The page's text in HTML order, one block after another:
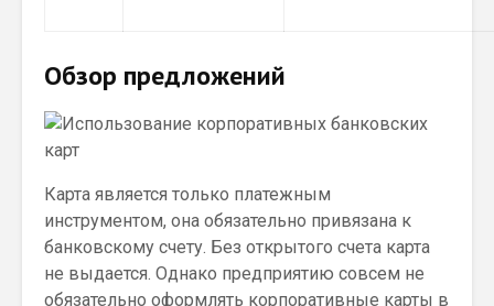
Обзор предложений
Карта является только платежным
инструментом, она обязательно привязана к
банковскому счету. Без открытого счета карта
не выдается. Однако предприятию совсем не
обязательно оформлять корпоративные карты в